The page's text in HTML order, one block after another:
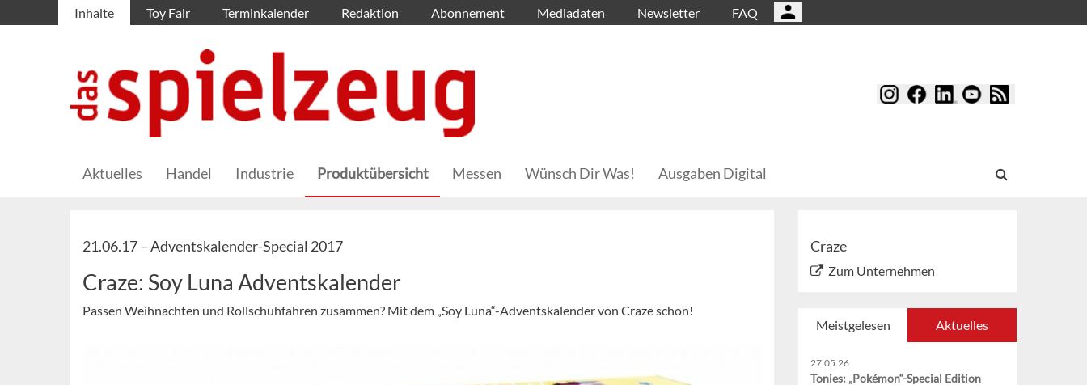
Inhalte Toy Fair Terminkalender Redaktion Abonnement Mediadaten Newsletter FAQ
Aktuelles Handel Industrie Produktübersicht Messen Wünsch Dir Was! Ausgaben Digital
21.06.17 –Adventskalender-Special 2017
Craze: Soy Luna Adventskalender
Passen Weihnachten und Rollschuhfahren zusammen? Mit dem „Soy Luna“-Adventskalender von Craze schon!
Craze
Zum Unternehmen
Meistgelesen Aktuelles
27.05.26
Tonies: „Pokémon“-Special Edition